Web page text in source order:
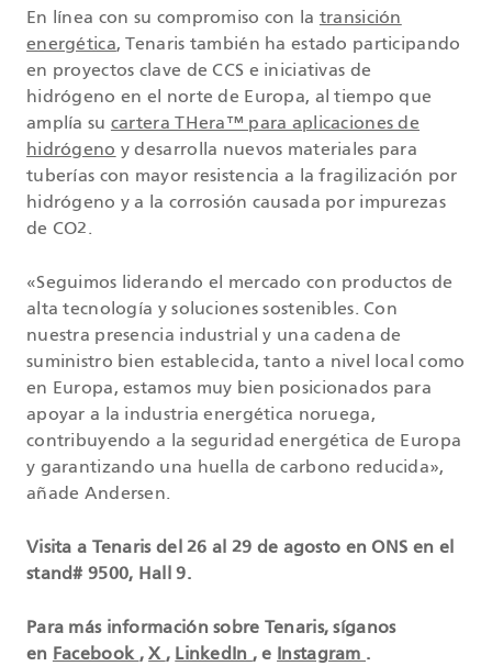
En línea con su compromiso con la transición
energética, Tenaris también ha estado participando
en proyectos clave de CCS e iniciativas de
hidrógeno en el norte de Europa, al tiempo que
amplía su cartera THera™ para aplicaciones de
hidrógeno y desarrolla nuevos materiales para
tuberías con mayor resistencia a la fragilización por
hidrógeno y a la corrosión causada por impurezas
de CO2.
«Seguimos liderando el mercado con productos de
alta tecnología y soluciones sostenibles. Con
nuestra presencia industrial y una cadena de
suministro bien establecida, tanto a nivel local como
en Europa, estamos muy bien posicionados para
apoyar a la industria energética noruega,
contribuyendo a la seguridad energética de Europa
y garantizando una huella de carbono reducida»,
añade Andersen.
Visita a Tenaris del 26 al 29 de agosto en ONS en el
stand# 9500, Hall 9.
Para más información sobre Tenaris, síganos
en Facebook ,X , LinkedIn , e Instagram .